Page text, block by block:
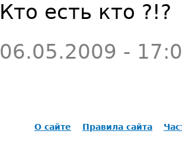
Кто есть кто ?!?
06.05.2009 -
О сайте Правила сайта